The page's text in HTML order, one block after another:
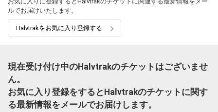
ルでお届けいたします。
Halvtrakをお気に入り登録する
現在受け付け中のHalvtrakのチケットはございませ
ん。
お気に入り登録をするとHalvtrakのチケットに関す
る最新情報をメールでお届けします。